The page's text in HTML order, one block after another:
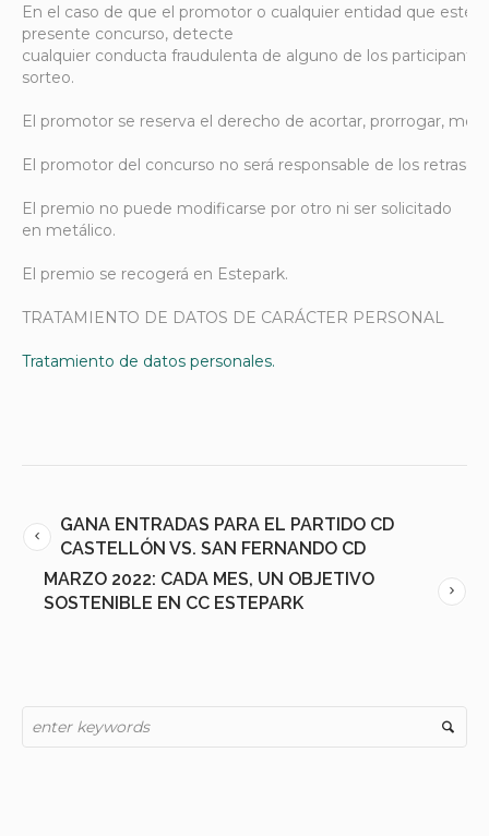
En el caso de que el promotor o cualquier entidad que esté
presente concurso, detecte
cualquier conducta fraudulenta de alguno de los
sorteo.
El promotor se reserva el derecho de acortar, prorrogar,
El promotor del concurso no será responsable de los
El premio no puede modificarse por otro ni ser solicitado
en metálico.
El premio se recogerá en Estepark.
TRATAMIENTO DE DATOS DE CARÁCTER PERSONAL
Tratamiento de datos personales.
GANA ENTRADAS PARA EL PARTIDO CD
CASTELLÓN VS. SAN FERNANDO CD
MARZO 2022: CADA MES, UN OBJETIVO
SOSTENIBLE EN CC ESTEPARK